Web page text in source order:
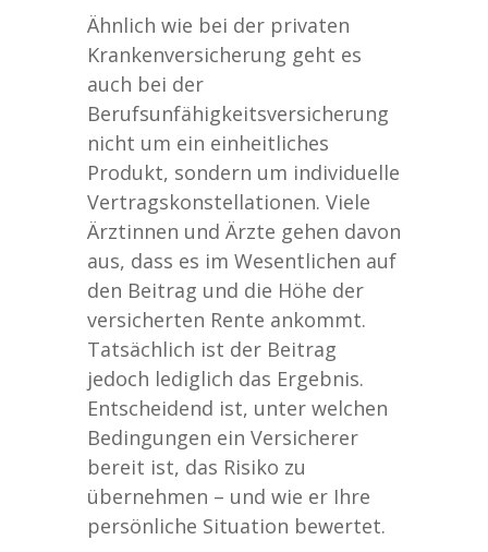
Ähnlich wie bei der privaten
Krankenversicherung geht es
auch bei der
Berufsunfähigkeitsversicherung
nicht um ein einheitliches
Produkt, sondern um individuelle
Vertragskonstellationen. Viele
Ärztinnen und Ärzte gehen davon
aus, dass es im Wesentlichen auf
den Beitrag und die Höhe der
versicherten Rente ankommt.
Tatsächlich ist der Beitrag
jedoch lediglich das Ergebnis.
Entscheidend ist, unter welchen
Bedingungen ein Versicherer
bereit ist, das Risiko zu
übernehmen – und wie er Ihre
persönliche Situation bewertet.